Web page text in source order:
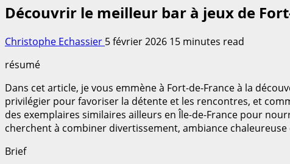
Découvrir le meilleur bar à jeux de
Christophe Echassier 5 février 2026 15 minutes read
résumé
Dans cet article, je vous emmène à Fort-de-France à la
privilégier pour favoriser la détente et les rencontres, et
des exemplaires similaires ailleurs en Île-de-France pour
cherchent à combiner divertissement, ambiance
Brief